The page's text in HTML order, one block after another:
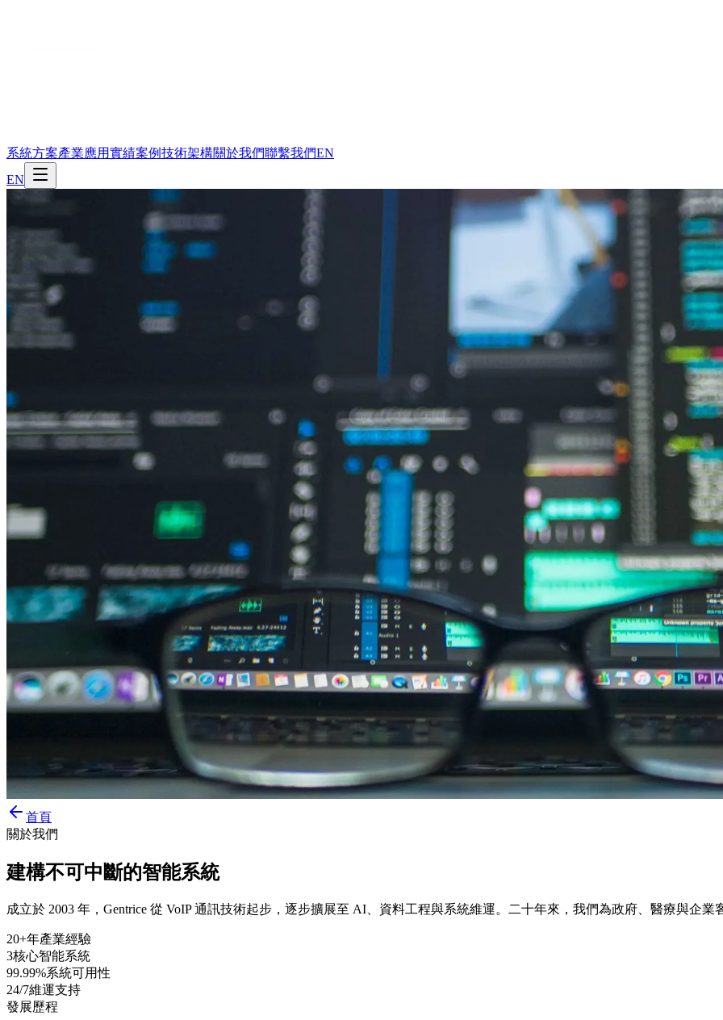
系統方案產業應用實績案例技術架構關於我們聯繫我們EN
EN
首頁
關於我們
建構不可中斷的智能系統
成立於 2003 年，Gentrice 從 VoIP 通訊技術起步，逐步擴展至 AI、資料工程與系統維運。二十年來，我們為政府、醫療與企
20+年產業經驗
3核心智能系統
99.99%系統可用性
24/7維運支持
發展歷程